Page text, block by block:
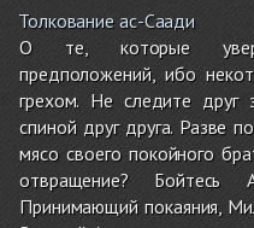
Толкование ас-Саади
О те, которые
предположений, ибо
грехом. Не следите друг
спиной друг друга. Разве
мясо своего покойного
отвращение?
Принимающий покаяния,